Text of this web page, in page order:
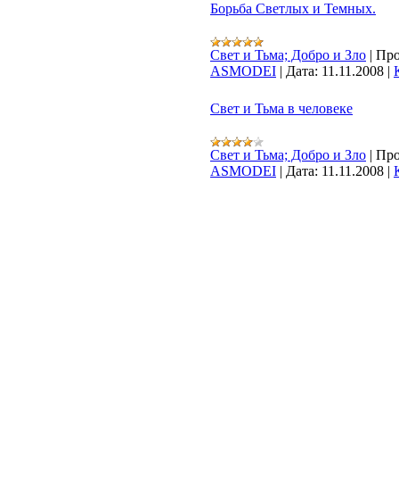
Борьба Светлых и Темных.
Свет и Тьма; Добро и Зло |
ASMODEI | Дата: 11.11.2008 |
Свет и Тьма в человеке
Свет и Тьма; Добро и Зло |
ASMODEI | Дата: 11.11.2008 |